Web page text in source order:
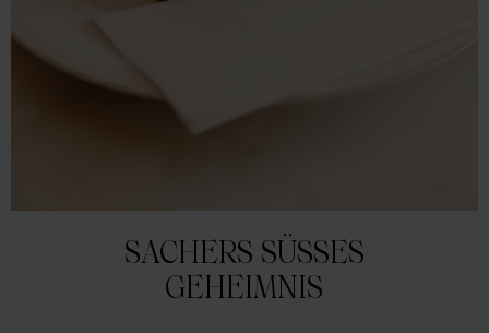
SACHERS SÜSSES G
EHEIMNIS